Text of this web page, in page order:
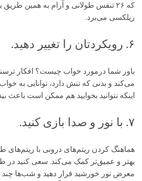
که ۲۶ تنفس طولانی و آرام به همین
ریلکسی می‌برد.
۶. رویکردتان را تغییر دهید.
باور شما درمورد خواب چیست؟ افکار
می‌کند و بدنی که تنش دارد، توانایی به
اینکه نتوانید بخوابید هم ممکن است باعث
۷. با نور و صدا بازی کنید.
هماهنگ کردن ریتم‌های درونی با ریتم‌های
بهتر و عمیق‌تر کمک می‌کند. سعی کنید در
معرض نور خورشید قرار دهید و شب‌ها